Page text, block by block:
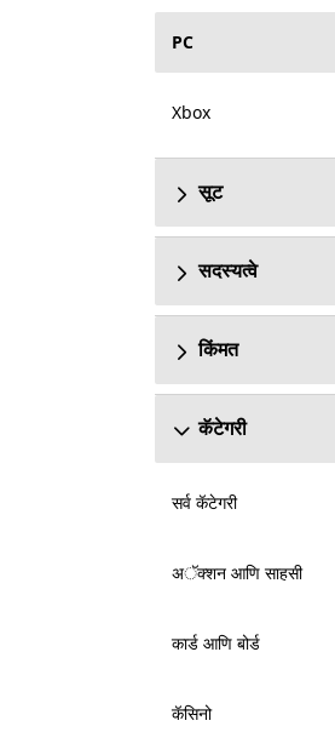
PC
Xbox
सूट
सदस्यत्वे
किंमत
कॅटेगरी
सर्व कॅटेगरी
अॅक्शन आणि साहसी
कार्ड आणि बोर्ड
कॅसिनो